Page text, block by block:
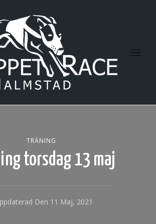
Whippet Race
TRÄNING
torsdag 13 maj
Den 11 Maj, 2021